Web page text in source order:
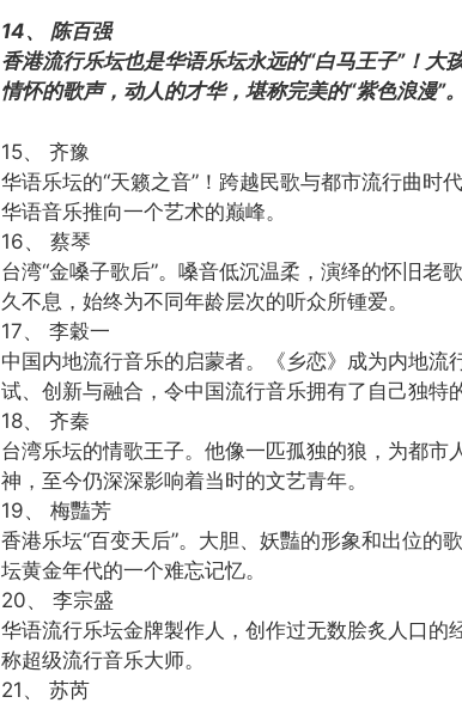
14、 陈百强
香港流行乐坛也是华语乐坛永远的“白马王子”！
情怀的歌声，动人的才华，堪称完美的“紫色浪漫”。
15、 齐豫
华语乐坛的“天籁之音”！跨越民歌与都市流行曲时
华语音乐推向一个艺术的巅峰。
16、 蔡琴
台湾“金嗓子歌后”。嗓音低沉温柔，演绎的怀旧
久不息，始终为不同年龄层次的听众所锺爱。
17、 李穀一
中国内地流行音乐的启蒙者。《乡恋》成为内地
试、创新与融合，令中国流行音乐拥有了自己独特
18、 齐秦
台湾乐坛的情歌王子。他像一匹孤独的狼，为都
神，至今仍深深影响着当时的文艺青年。
19、 梅豔芳
香港乐坛“百变天后”。大胆、妖豔的形象和出位的
坛黄金年代的一个难忘记忆。
20、 李宗盛
华语流行乐坛金牌製作人，创作过无数脍炙人口
称超级流行音乐大师。
21、 苏芮